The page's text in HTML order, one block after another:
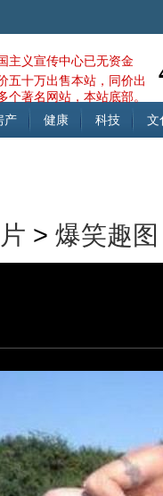
主义宣传中心已无资金
五十万出售本站，同价出
个著名网站，本站底部。
产 健康 科技 文
> 爆笑趣图